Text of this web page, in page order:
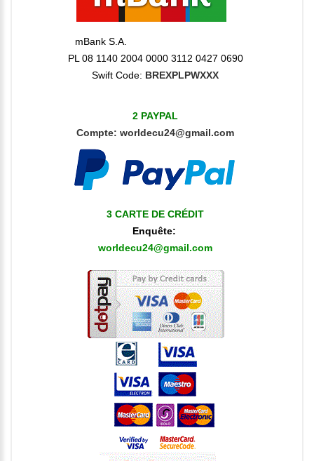
mBank S.A.
PL 08 1140 2004 0000 3112 0427 0690
Swift Code: BREXPLPWXXX
2 PAYPAL
Compte: worldecu24@gmail.com
3 CARTE DE CRÉDIT
Enquête:
worldecu24@gmail.com